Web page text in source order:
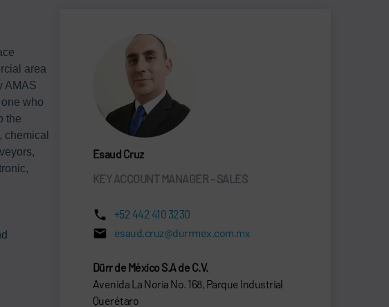
area
AMAS
who
the
Esaud Cruz
KEY ACCOUNT MANAGER – SALES
+52 442 410 3230
esaud.cruz@durrmex.com.mx
Dürr de México S.A de C.V.
Avenida La Noria No. 168, Parque Industrial
Querétaro